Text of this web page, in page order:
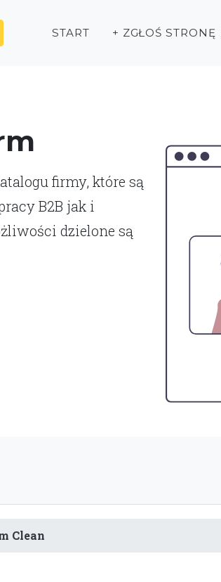
firmy, które są
B2B jak i
dzielone są
START + ZGŁOŚ STRONĘ
Clean